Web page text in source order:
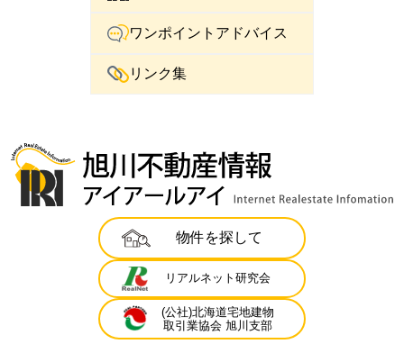
ワンポイントアドバイス
リンク集
物件を探して
リアルネット研究会
(公社)北海道宅地建物
取引業協会 旭川支部